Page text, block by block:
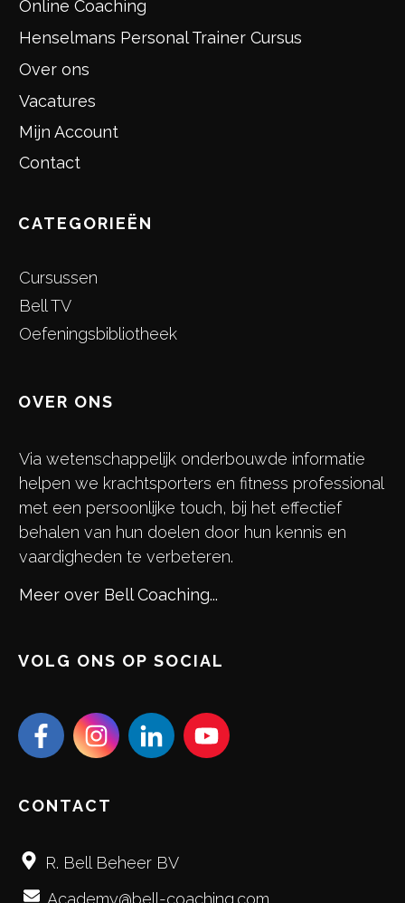
Online Coaching
Henselmans Personal Trainer Cursus
Over ons
Vacatures
Mijn Account
Contact
CATEGORIEËN
Cursussen
Bell TV
Oefeningsbibliotheek
OVER ONS
Via wetenschappelijk onderbouwde informatie
helpen we krachtsporters en fitness professional
met een persoonlijke touch, bij het effectief
behalen van hun doelen door hun kennis en
vaardigheden te verbeteren.
Meer over Bell Coaching...
VOLG ONS OP SOCIAL
CONTACT
R. Bell Beheer BV